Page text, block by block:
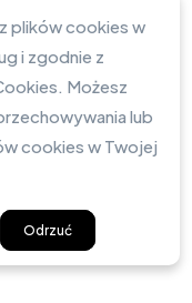
plików cookies w
i zgodnie z
Możesz
lub
cookies w Twojej
Odrzuć